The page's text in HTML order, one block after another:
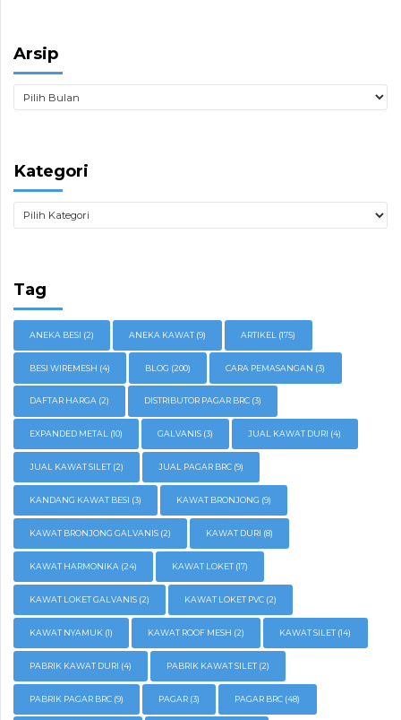
Arsip
Kategori
Tag
ANEKA BESI (2) ANEKA KAWAT (9) ARTIKEL (175)
BESI WIREMESH (4) BLOG (200) CARA PEMASANGAN (3)
DAFTAR HARGA (2) DISTRIBUTOR PAGAR BRC (3)
EXPANDED METAL (10) GALVANIS (3) JUAL KAWAT DURI (4)
JUAL KAWAT SILET (2) JUAL PAGAR BRC (9)
KANDANG KAWAT BESI (3) KAWAT BRONJONG (9)
KAWAT BRONJONG GALVANIS (2) KAWAT DURI (8)
KAWAT HARMONIKA (24) KAWAT LOKET (17)
KAWAT LOKET GALVANIS (2) KAWAT LOKET PVC (2)
KAWAT NYAMUK (1) KAWAT ROOF MESH (2) KAWAT SILET (14)
PABRIK KAWAT DURI (4) PABRIK KAWAT SILET (2)
PABRIK PAGAR BRC (9) PAGAR (3) PAGAR BRC (48)